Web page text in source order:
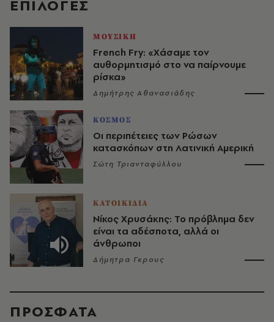
EΠΙΛΟΓΈΣ
ΜΟΥΣΙΚΗ
French Fry: «Χάσαμε τον
αυθορμητισμό στο να παίρνουμε
ρίσκα»
Δημήτρης Αθανασιάδης
ΚΟΣΜΟΣ
Οι περιπέτειες των Ρώσων
κατασκόπων στη Λατινική Αμερική
Σώτη Τριανταφύλλου
ΚΑΤΟΙΚΙΔΙΑ
Νίκος Χρυσάκης: Το πρόβλημα δεν
είναι τα αδέσποτα, αλλά οι
άνθρωποι
Δήμητρα Γκρους
ΠΡΟΣΦΑΤΑ